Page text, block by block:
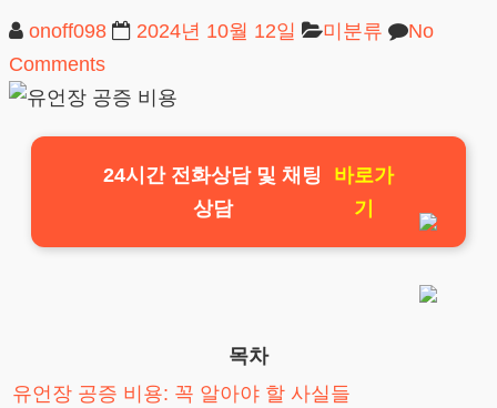
onoff098 2024년 10월 12일 미분류
No
Comments
24시간 전화상담 및 채팅
상담
바로가
기
목차
유언장 공증 비용: 꼭 알아야 할 사실들